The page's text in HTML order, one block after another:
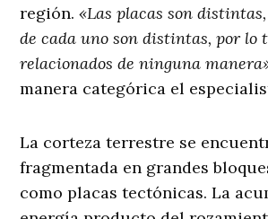
región.«Las placas son
de cada uno son distintas, por lo
relacionados de ninguna
manera categórica el
La corteza terrestre se
fragmentada en grandes
como placas tectónicas. La